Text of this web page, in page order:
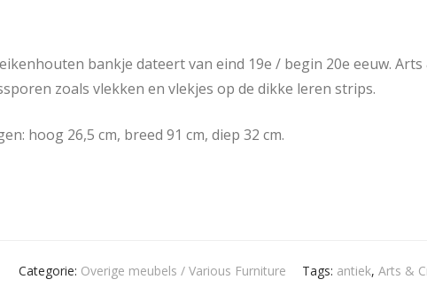
bankje dateert van eind 19e / begin 20e eeuw.
zoals vlekken en vlekjes op de dikke leren strips.
hoog 26,5 cm, breed 91 cm, diep 32 cm.
Categorie: Overige meubels / Various Furniture Tags: antiek, Arts &